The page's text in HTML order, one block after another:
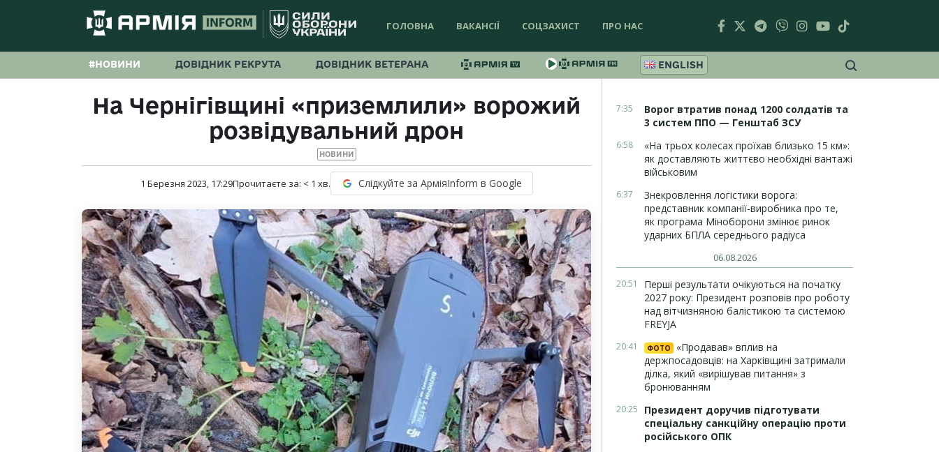
ГОЛОВНА ВАКАНСІЇ СОЦЗАХИСТ ПРО НАС
#НОВИНИ ДОВІДНИК РЕКРУТА ДОВІДНИК ВЕТЕРАНА ENGLISH
На Чернігівщині «приземлили» ворожий
розвідувальний дрон
НОВИНИ
1 Березня 2023, 17:29Прочитаєте за: < 1 хв. Слідкуйте за АрміяInform в Google
7:35
Ворог втратив понад 1200 солдатів та
3 систем ППО — Генштаб ЗСУ
6:58
«На трьох колесах проїхав близько 15 км»:
як доставляють життєво необхідні вантажі
військовим
6:37
Знекровлення логістики ворога:
представник компанії-виробника про те,
як програма Міноборони змінює ринок
ударних БПЛА середнього радіуса
06.08.2026
20:51
Перші результати очікуються на початку
2027 року: Президент розповів про роботу
над вітчизняною балістикою та системою
FREYJA
20:41 ФОТО
«Продавав» вплив на
держпосадовців: на Харківщині затримали
ділка, який «вирішував питання» з
бронюванням
20:25
Президент доручив підготувати
спеціальну санкційну операцію проти
російського ОПК